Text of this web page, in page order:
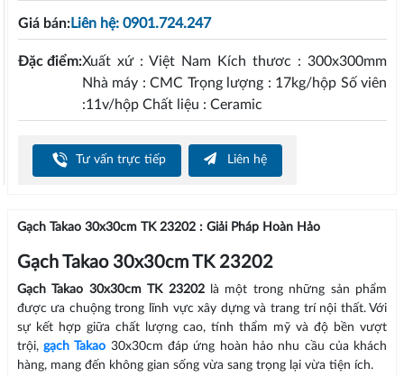
Giá bán:Liên hệ: 0901.724.247
Đặc điểm:Xuất xứ : Việt Nam Kích thươc : 300x300mm
Nhà máy : CMC Trọng lượng : 17kg/hộp Số viên
:11v/hộp Chất liệu : Ceramic
Tư vấn trực tiếp Liên hệ
Gạch Takao 30x30cm TK 23202 : Giải Pháp Hoàn Hảo
Gạch Takao 30x30cm TK 23202
Gạch Takao 30x30cm TK 23202là một trong những sản phẩm
được ưa chuộng trong lĩnh vực xây dựng và trang trí nội thất. Với
sự kết hợp giữa chất lượng cao, tính thẩm mỹ và độ bền vượt
trội, gạch Takao 30x30cm đáp ứng hoàn hảo nhu cầu của khách
hàng, mang đến không gian sống vừa sang trọng lại vừa tiện ích.